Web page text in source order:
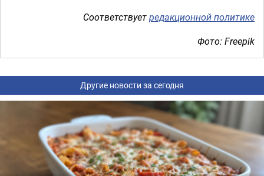
Соответствуетредакционной политике
Фото: Freepik
Другие новости за сегодня